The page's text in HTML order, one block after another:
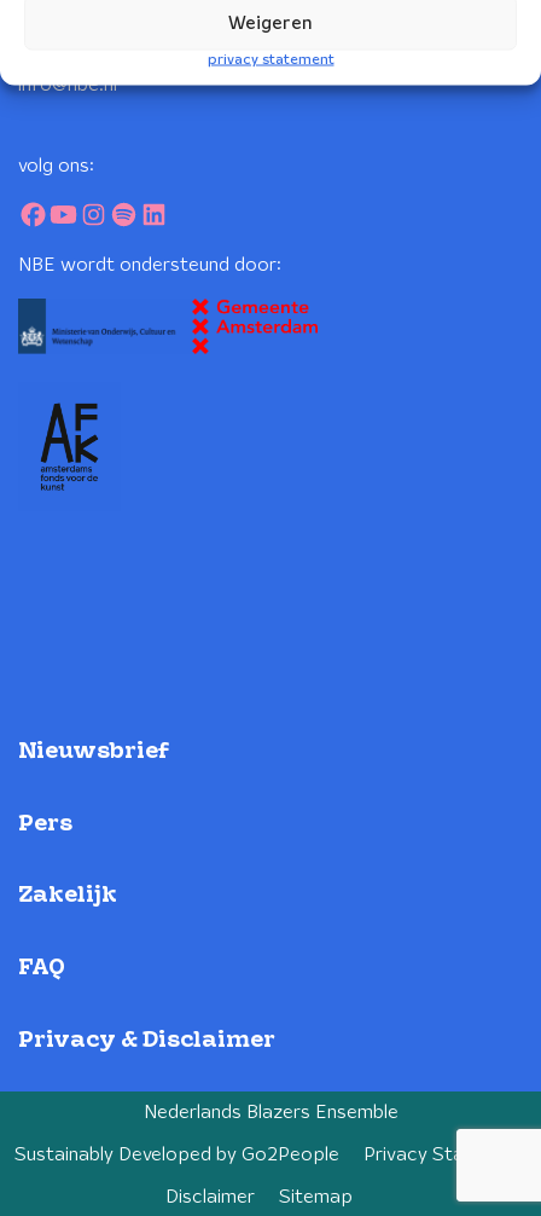
Weigeren
privacy statement
info@nbe.nl
volg ons:
NBE wordt ondersteund door:
Nieuwsbrief
Pers
Zakelijk
FAQ
Privacy & Disclaimer
Nederlands Blazers Ensemble
Sustainably Developed by Go2People Privacy Statement
Disclaimer Sitemap